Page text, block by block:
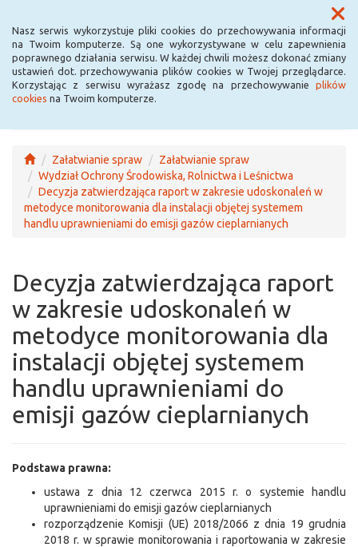
Nasz serwis wykorzystuje pliki cookies do przechowywania informacji
na Twoim komputerze. Są one wykorzystywane w celu zapewnienia
poprawnego działania serwisu. W każdej chwili możesz dokonać zmiany
ustawień dot. przechowywania plików cookies w Twojej przeglądarce.
Korzystając z serwisu wyrażasz zgodę na przechowywanie plików
cookies na Twoim komputerze.
Menu
Załatwianie spraw
Załatwianie spraw
Wydział Ochrony Środowiska, Rolnictwa i Leśnictwa
Decyzja zatwierdzająca raport w zakresie udoskonaleń w
metodyce monitorowania dla instalacji objętej systemem
handlu uprawnieniami do emisji gazów cieplarnianych
Decyzja zatwierdzająca raport
w zakresie udoskonaleń w
metodyce monitorowania dla
instalacji objętej systemem
handlu uprawnieniami do
emisji gazów cieplarnianych
Podstawa prawna:
ustawa z dnia 12 czerwca 2015 r. o systemie handlu
uprawnieniami do emisji gazów cieplarnianych
rozporządzenie Komisji (UE) 2018/2066 z dnia 19 grudnia
2018 r. w sprawie monitorowania i raportowania w zakresie